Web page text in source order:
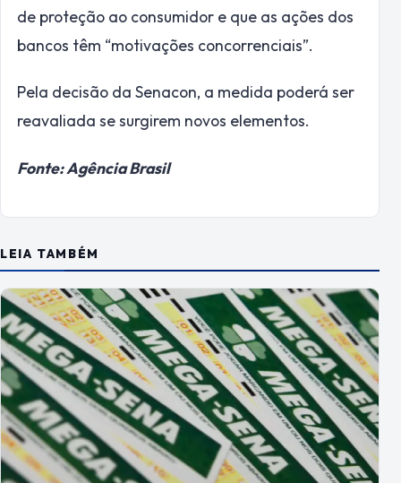
de proteção ao consumidor e que as ações dos
bancos têm “motivações concorrenciais”.
Pela decisão da Senacon, a medida poderá ser
reavaliada se surgirem novos elementos.
Fonte: Agência Brasil
LEIA TAMBÉM